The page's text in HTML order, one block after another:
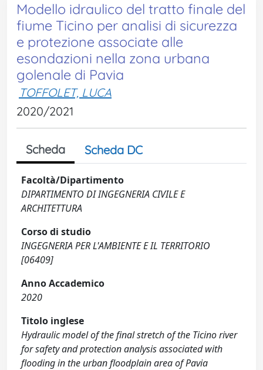
Modello idraulico del tratto finale del
fiume Ticino per analisi di sicurezza
e protezione associate alle
esondazioni nella zona urbana
golenale di Pavia
TOFFOLET, LUCA
2020/2021
Scheda Scheda DC
Facoltà/Dipartimento
DIPARTIMENTO DI INGEGNERIA CIVILE E
ARCHITETTURA
Corso di studio
INGEGNERIA PER L'AMBIENTE E IL TERRITORIO
[06409]
Anno Accademico
2020
Titolo inglese
Hydraulic model of the final stretch of the Ticino river
for safety and protection analysis associated with
flooding in the urban floodplain area of Pavia